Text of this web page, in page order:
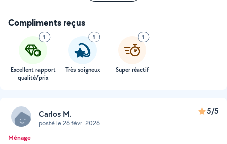
Compliments reçus
1
Excellent rapport
qualité/prix
1
Très soigneux
1
Super réactif
Carlos M.
posté le 26 févr. 2026
5/5
Ménage